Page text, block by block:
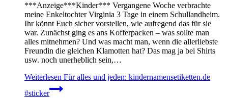
***Anzeige***Kinder*** Vergangene Woche verbrachte
meine Enkeltochter Virginia 3 Tage in einem Schullandheim.
Ihr könnt Euch sicher vorstellen, wie aufregend das für sie
war. Zunächst ging es ans Kofferpacken – was sollte man
alles mitnehmen? Und was macht man, wenn die allerliebste
Freundin die gleichen Klamotten hat? Das mag ja bei Shirts
usw. noch unerheblich sein,…
Weiterlesen Für alles und jeden: kindernamensetiketten.de
#sticker